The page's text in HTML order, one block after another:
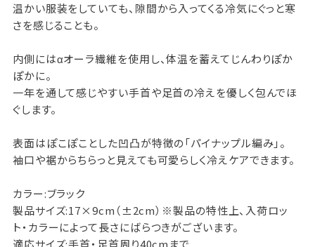
温かい服装をしていても、隙間から入ってくる冷気にぐっと寒
さを感じることも。
内側にはαオーラ繊維を使用し、体温を蓄えてじんわりぽか
ぽかに。
一年を通して感じやすい手首や足首の冷えを優しく包んでほ
ぐします。
表面はぽこぽことした凹凸が特徴の「パイナップル編み」。
袖口や裾からちらっと見えても可愛らしく冷えケアできます。
カラー:ブラック
製品サイズ:17×9cm（±2cm）※製品の特性上、入荷ロッ
ト・カラーによって長さにばらつきがございます。
適応サイズ:手首・足首周り40cmまで